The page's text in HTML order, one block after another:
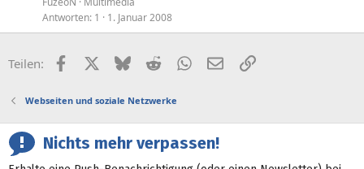
Antworten 1 1. Januar 2008
Teilen: FacebookX (Twitter)
BlueskyRedditWhatsApp
E-MailLink
Webseiten und soziale Netzwerke
Nichts mehr verpassen!